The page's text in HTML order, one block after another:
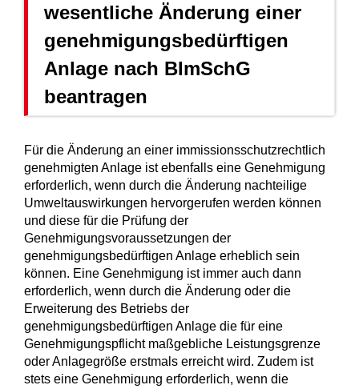
wesentliche Änderung einer
genehmigungsbedürftigen
Anlage nach BImSchG
beantragen
Für die Änderung an einer immissionsschutzrechtlich
genehmigten Anlage ist ebenfalls eine Genehmigung
erforderlich, wenn durch die Änderung nachteilige
Umweltauswirkungen hervorgerufen werden können
und diese für die Prüfung der
Genehmigungsvoraussetzungen der
genehmigungsbedürftigen Anlage erheblich sein
können. Eine Genehmigung ist immer auch dann
erforderlich, wenn durch die Änderung oder die
Erweiterung des Betriebs der
genehmigungsbedürftigen Anlage die für eine
Genehmigungspflicht maßgebliche Leistungsgrenze
oder Anlagegröße erstmals erreicht wird. Zudem ist
stets eine Genehmigung erforderlich, wenn die